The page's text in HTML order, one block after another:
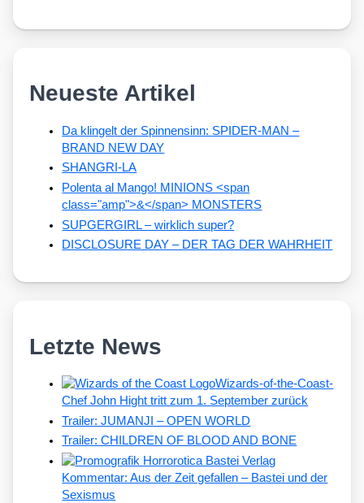
Neueste Artikel
Da klingelt der Spinnensinn: SPIDER-MAN –
BRAND NEW DAY
SHANGRI-LA
Polenta al Mango! MINIONS <span
class="amp">&</span> MONSTERS
SUPGERGIRL – wirklich super?
DISCLOSURE DAY – DER TAG DER WAHRHEIT
Letzte News
Wizards-of-the-Coast-
Chef John Hight tritt zum 1. September zurück
Trailer: JUMANJI – OPEN WORLD
Trailer: CHILDREN OF BLOOD AND BONE
Kommentar: Aus der Zeit gefallen – Bastei und der
Sexismus